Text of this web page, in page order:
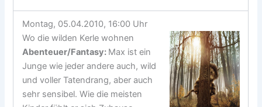
Montag, 05.04.2010, 16:00 Uhr
Wo die wilden Kerle wohnen
Abenteuer/Fantasy: Max ist ein
Junge wie jeder andere auch, wild
und voller Tatendrang, aber auch
sehr sensibel. Wie die meisten